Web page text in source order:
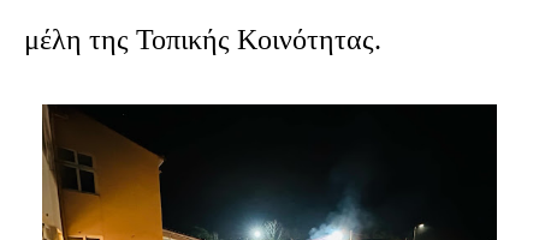
μέλη της Τοπικής Κοινότητας.